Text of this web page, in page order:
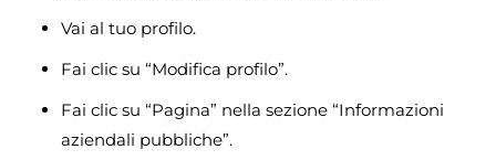
Vai al tuo profilo.
Fai clic su “Modifica profilo”.
Fai clic su “Pagina” nella sezione “Informazioni
aziendali pubbliche”.